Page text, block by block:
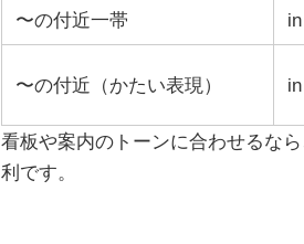
〜の付近一帯
〜の付近（かたい表現）
看板や案内のトーンに合わせるなら
利です。